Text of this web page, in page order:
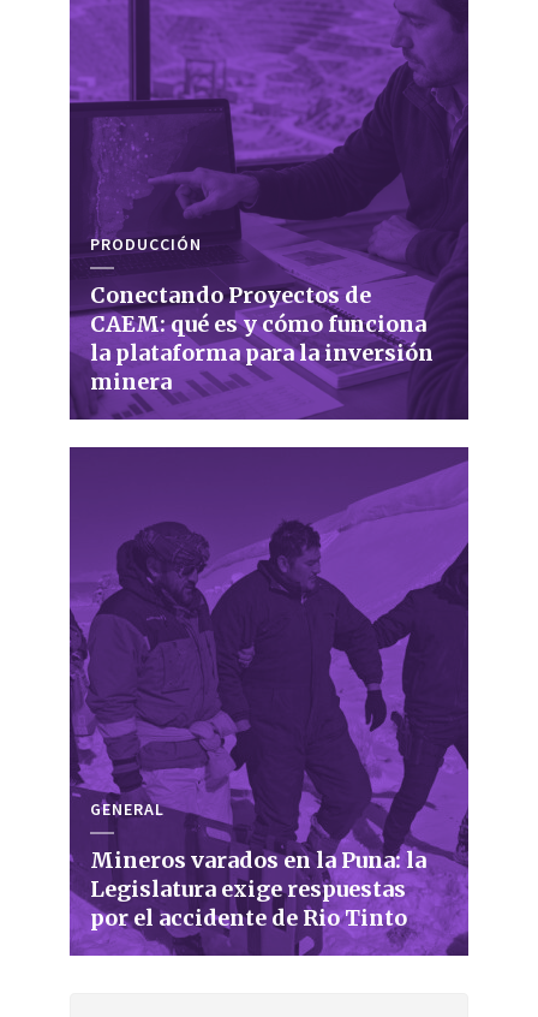
PRODUCCIÓN
Conectando Proyectos de
CAEM: qué es y cómo funciona
la plataforma para la inversión
minera
GENERAL
Mineros varados en la Puna: la
Legislatura exige respuestas
por el accidente de Rio Tinto